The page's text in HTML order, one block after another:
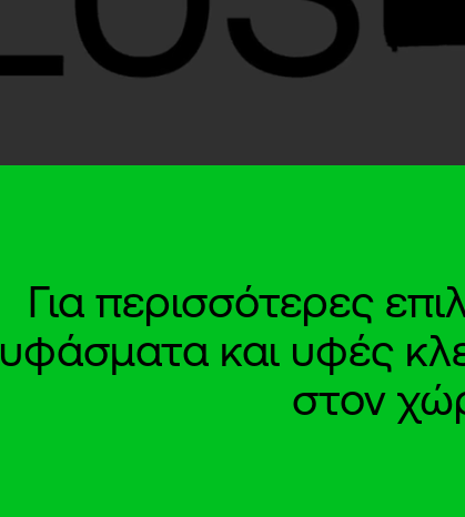
Για περισσότερες
υφάσματα και υφές
στον